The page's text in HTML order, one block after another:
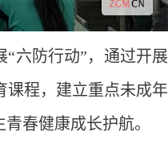
“六防行动”，通过开展
课程，建立重点未成年
春健康成长护航。